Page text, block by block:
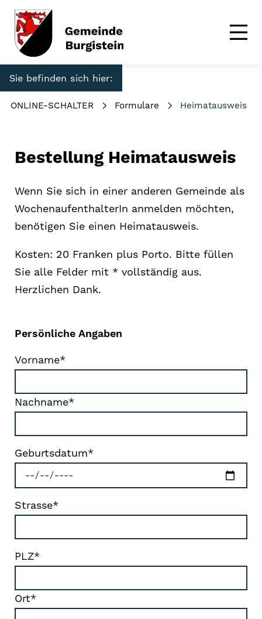
Sie befinden sich hier:
ONLINE-SCHALTER Formulare Heimatausweis
Bestellung Heimatausweis
Wenn Sie sich in einer anderen Gemeinde als
WochenaufenthalterIn anmelden möchten,
benötigen Sie einen Heimatausweis.
Kosten: 20 Franken plus Porto. Bitte füllen
Sie alle Felder mit * vollständig aus.
Herzlichen Dank.
Persönliche Angaben
Vorname*
Nachname*
Geburtsdatum*
Strasse*
PLZ*
Ort*